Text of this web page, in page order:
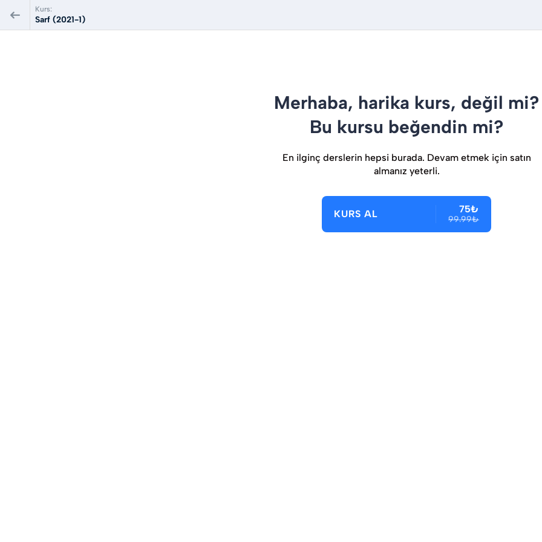
Kurs:
Sarf (2021-1)
Merhaba, harika kurs, değil mi?
Bu kursu beğendin mi?
En ilginç derslerin hepsi burada. Devam etmek için satın
almanız yeterli.
KURS AL 75₺
99.99₺